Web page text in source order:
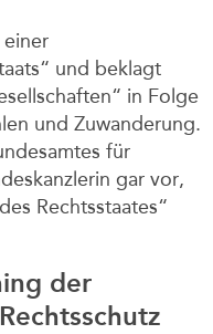
und beklagt
in Folge
und Zuwanderung.
für
gar vor,
Rechtsstaates“
der